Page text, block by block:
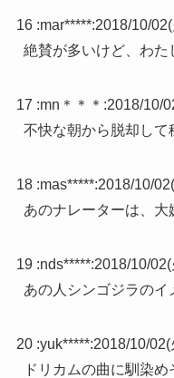
16 :mar*****:2018/10/
絶賛が多いけど、わた
17 :mn＊＊＊ :2018/10/
不快な朝から脱却して
18 :mas*****:2018/10/
あのナレーターは、大
19 :nds*****:2018/10/
あの人シンゴジラのイ
20 :yuk*****:2018/10/
ドリカムの曲に馴染